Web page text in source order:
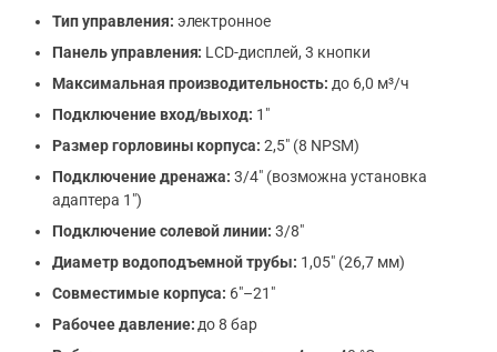
Тип управления: электронное
Панель управления: LCD-дисплей, 3 кнопки
Максимальная производительность: до 6,0 м³/ч
Подключение вход/выход: 1″
Размер горловины корпуса: 2,5″ (8 NPSM)
Подключение дренажа: 3/4″ (возможна установка
адаптера 1″)
Подключение солевой линии: 3/8″
Диаметр водоподъемной трубы: 1,05″ (26,7 мм)
Совместимые корпуса: 6″–21″
Рабочее давление: до 8 бар